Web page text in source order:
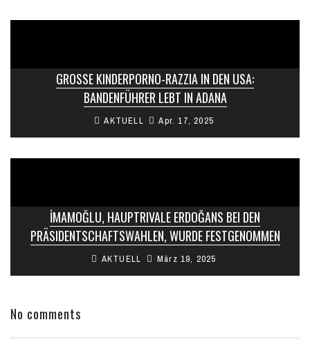
GROSSE KINDERPORNO-RAZZIA IN DEN USA: B
ANDENFÜHRER LEBT IN ADANA
AKTUELL Apr. 17, 2025
İMAMOĞLU, HAUPTRIVALE ERDOĞANS BEI DEN
PRÄSIDENTSCHAFTSWAHLEN, WURDE FESTGENOMMEN
AKTUELL März 19, 2025
No comments